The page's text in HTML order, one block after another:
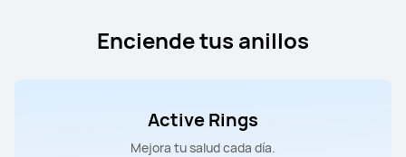
Enciende tus anillos
Active Rings
Mejora tu salud cada día.